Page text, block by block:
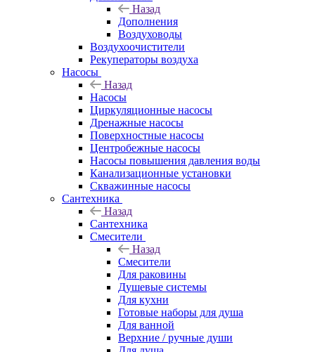
Назад
Дополнения
Воздуховоды
Воздухоочистители
Рекуператоры воздуха
Насосы
Назад
Насосы
Циркуляционные насосы
Дренажные насосы
Поверхностные насосы
Центробежные насосы
Насосы повышения давления воды
Канализационные установки
Скважинные насосы
Сантехника
Назад
Сантехника
Смесители
Назад
Смесители
Для раковины
Душевые системы
Для кухни
Готовые наборы для душа
Для ванной
Верхние / ручные души